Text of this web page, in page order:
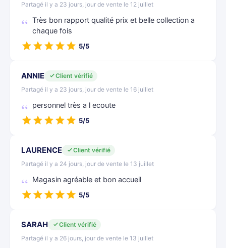
Partagé il y a 23 jours, jour de vente le 12 juillet
Très bon rapport qualité prix et belle collection a
chaque fois
5/5
ANNIE
Client vérifié
Partagé il y a 23 jours, jour de vente le 16 juillet
personnel très a l ecoute
5/5
LAURENCE
Client vérifié
Partagé il y a 24 jours, jour de vente le 13 juillet
Magasin agréable et bon accueil
5/5
SARAH
Client vérifié
Partagé il y a 26 jours, jour de vente le 13 juillet